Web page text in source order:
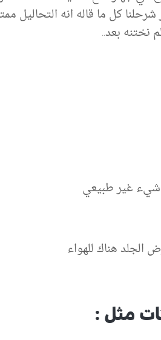
كل ما قاله انه التحاليل
نختنه بعد..
شيء غير طبيعي
الجلد هناك للهواء
مثل :